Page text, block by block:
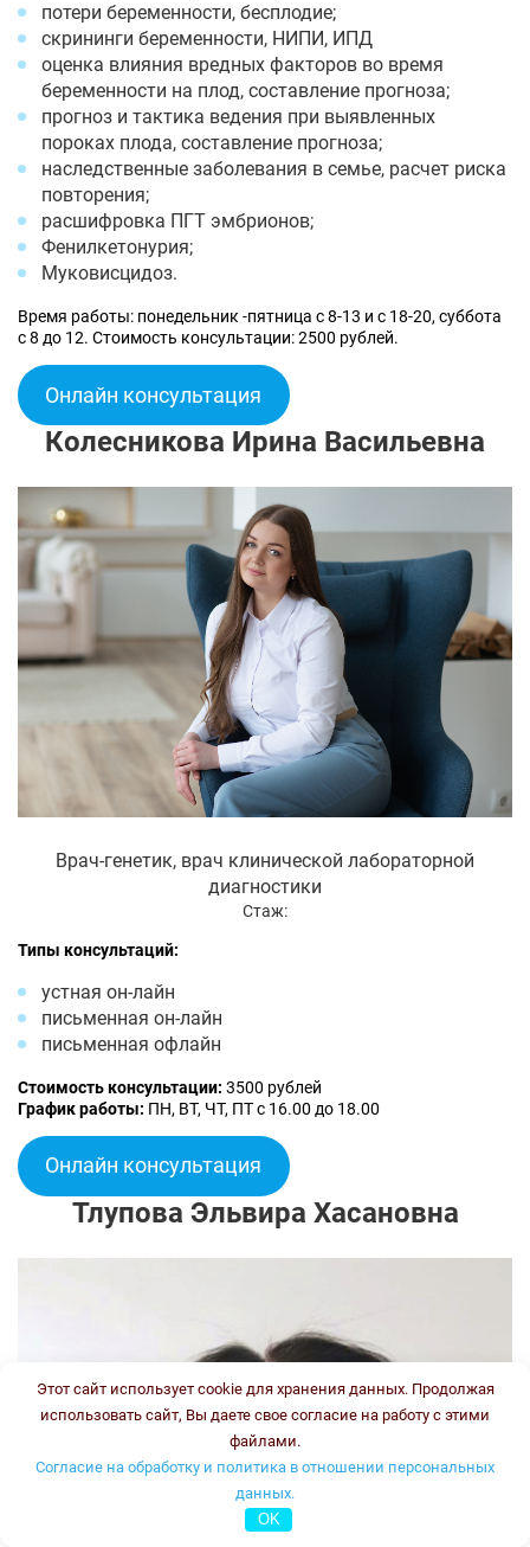
потери беременности, бесплодие;
скрининги беременности, НИПИ, ИПД
оценка влияния вредных факторов во время
беременности на плод, составление прогноза;
прогноз и тактика ведения при выявленных
пороках плода, составление прогноза;
наследственные заболевания в семье, расчет риска
повторения;
расшифровка ПГТ эмбрионов;
Фенилкетонурия;
Муковисцидоз.
Время работы: понедельник -пятница с 8-13 и с 18-20, суббота
с 8 до 12. Стоимость консультации: 2500 рублей.
Онлайн консультация
Колесникова Ирина Васильевна
Врач-генетик, врач клинической лабораторной
диагностики
Стаж:
Типы консультаций:
устная он-лайн
письменная он-лайн
письменная офлайн
Стоимость консультации: 3500 рублей
График работы: ПН, ВТ, ЧТ, ПТ с 16.00 до 18.00
Онлайн консультация
Тлупова Эльвира Хасановна
Этот сайт использует cookie для хранения данных. Продолжая
использовать сайт, Вы даете свое согласие на работу с этими
файлами.
Согласие на обработку и политика в отношении персональных
данных.
OK